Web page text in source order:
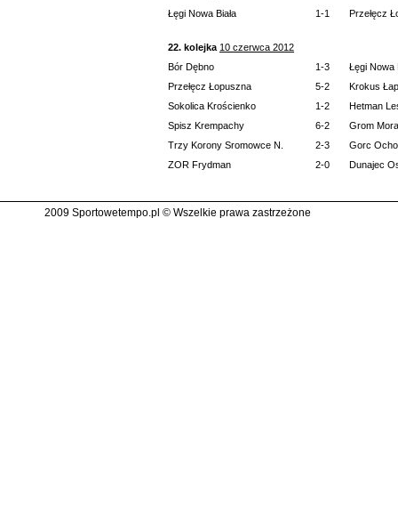
Łęgi Nowa Biała
1-1 Przełęcz
22. kolejka 10 czerwca 2012
Bór Dębno
1-3
Łęgi Nowa
Przełęcz Łopuszna
5-2
Krokus
Sokolica Krościenko
1-2
Hetman
Spisz Krempachy
6-2
Grom
Trzy Korony Sromowce N.
2-3
Gorc
ZOR Frydman
2-0 Dunajec
2009 Sportowetempo.pl © Wszelkie prawa zastrzeżone